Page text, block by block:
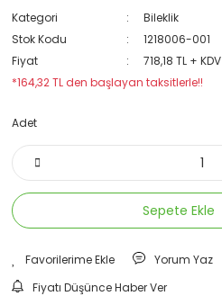
Kategori
Bileklik
Stok Kodu
1218006-001
Fiyat
718,18 TL + KDV
*164,32 TL den başlayan taksitlerle!!
Adet
Sepete Ekle
Yorum Yaz
Fiyatı Düşünce Haber Ver